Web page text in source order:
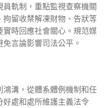
員軌制，重點監視查察機關
留收禁解凍財物、告狀等
時回應社會關心。規范媒
免言論影響司法公平。
鴻溝，從體系體例機制和任
好處和處所維護主義法令